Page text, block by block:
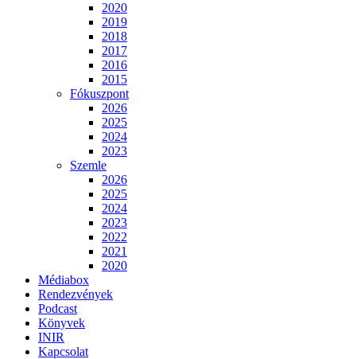
2020
2019
2018
2017
2016
2015
Fókuszpont
2026
2025
2024
2023
Szemle
2026
2025
2024
2023
2022
2021
2020
Médiabox
Rendezvények
Podcast
Könyvek
INIR
Kapcsolat